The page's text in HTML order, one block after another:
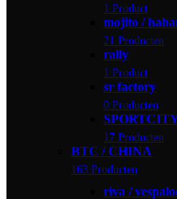
1 Product
mojito /
21 Producten
rally
1 Product
sr factory
0 Producten
17 Producten
BTC / CHINA
163 Producten
riva /